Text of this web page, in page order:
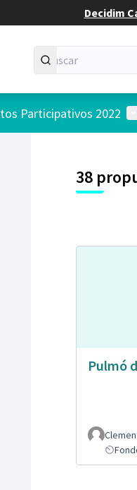
Decidim
Participativos 2022
38
Pulmó